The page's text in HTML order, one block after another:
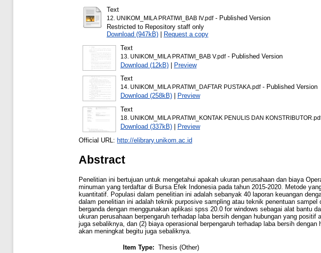
Text
12. UNIKOM_MILA PRATIWI_BAB IV.pdf- Published Version
Restricted to Repository staff only
Download (947kB)|
Request a copy
Text
13. UNIKOM_MILA PRATIWI_BAB V.pdf- Published Version
Download (12kB)| Preview
Text
14. UNIKOM_MILA PRATIWI_DAFTAR PUSTAKA.pdf- Published Version
Download (258kB)|
Preview
Text
18. UNIKOM_MILA PRATIWI_KONTAK PENULIS DAN
Download (337kB)|
Preview
Official URL: http://elibrary.unikom.ac.id
Abstract
Penelitian ini bertujuan untuk mengetahui apakah ukuran perusahaan dan biaya
minuman yang terdaftar di Bursa Efek Indonesia pada tahun 2015-2020. Metode
kuantitatif. Populasi dalam penelitian ini adalah sebanyak 40 laporan keuangan
dalam penelitian ini adalah teknik purposive sampling atau teknik penentuan
berganda dengan menggunakan aplikasi spss 20.0 for windows sebagai alat bantu
ukuran perusahaan berpengaruh terhadap laba bersih dengan hubungan yang
juga sebaliknya, dan (2) biaya operasional berpengaruh terhadap laba bersih
akan meningkat begitu juga sebaliknya.
Item Type: Thesis (Other)